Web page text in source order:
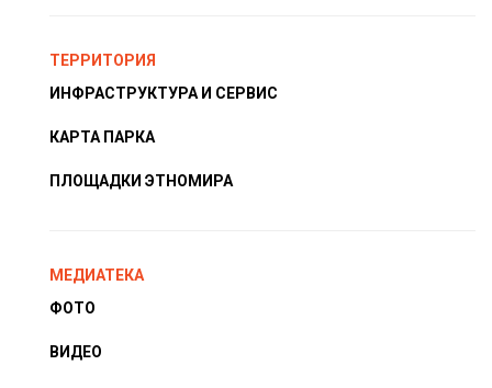
ТЕРРИТОРИЯ
ИНФРАСТРУКТУРА И СЕРВИС
КАРТА ПАРКА
ПЛОЩАДКИ ЭТНОМИРА
МЕДИАТЕКА
ФОТО
ВИДЕО